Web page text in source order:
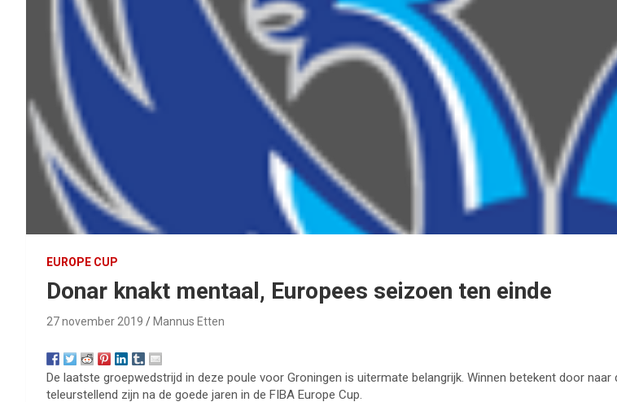
EUROPE CUP
Donar knakt mentaal, Europees seizoen ten einde
27 november 2019 Mannus Etten
De laatste groepwedstrijd in deze poule voor Groningen is uitermate belangrijk. Winnen betekent door
teleurstellend zijn na de goede jaren in de FIBA Europe Cup.